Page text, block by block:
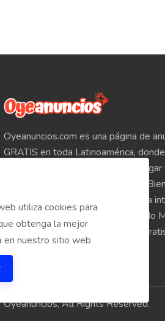
Oyeanuncios.com es una página de
GRATIS en toda Latinoamérica,
Empleos, Autos, Motocicletas,
Teléfonos, Tabletas, Electrónicos,
venta de inmuebles, etc. Empieza a
compradores y vendedores de todo
Oyeanuncios.com es totalmente
Oyeanuncios, All Rights Reserved.
utiliza cookies para
obtenga la mejor
en nuestro sitio web